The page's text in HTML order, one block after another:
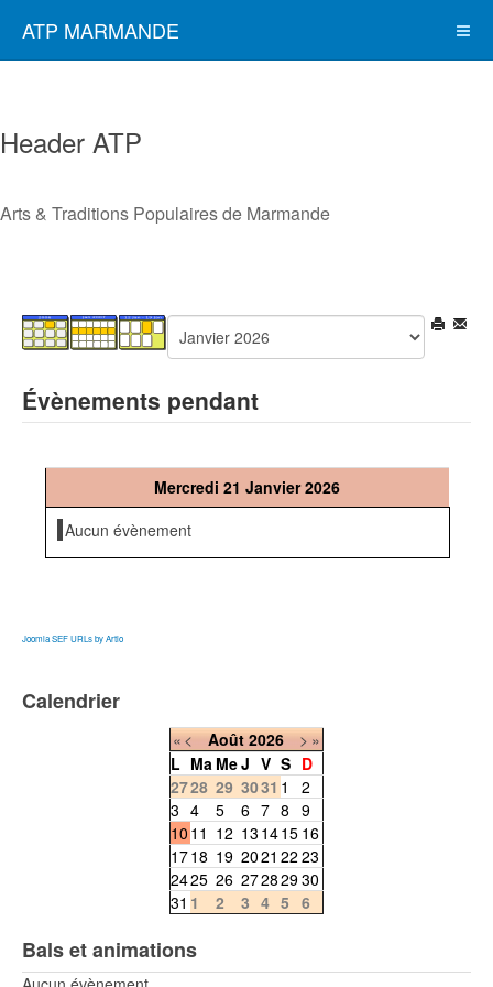
ATP MARMANDE
Header ATP
Arts & Traditions Populaires de Marmande
Évènements pendant
Mercredi 21 Janvier 2026
Aucun évènement
Joomla SEF URLs by Artio
Calendrier
«< Août 2026 >»
L Ma MeJ V S D
2728 29 3031 1
2
3 4 5 6 7 8 9
10 11 12 13 1415 16
1718 19 2021 22 23
2425 26 27282930
31 1 2 3 4 5 6
Bals et animations